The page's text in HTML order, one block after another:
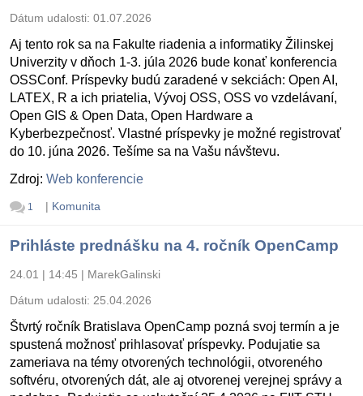
Dátum udalosti: 01.07.2026
Aj tento rok sa na Fakulte riadenia a informatiky Žilinskej
Univerzity v dňoch 1-3. júla 2026 bude konať konferencia
OSSConf. Príspevky budú zaradené v sekciách: Open AI,
LATEX, R a ich priatelia, Vývoj OSS, OSS vo vzdelávaní,
Open GIS & Open Data, Open Hardware a
Kyberbezpečnosť. Vlastné príspevky je možné registrovať
do 10. júna 2026. Tešíme sa na Vašu návštevu.
Zdroj: Web konferencie
1 | Komunita
Prihláste prednášku na 4. ročník OpenCamp
24.01 | 14:45 | MarekGalinski
Dátum udalosti: 25.04.2026
Štvrtý ročník Bratislava OpenCamp pozná svoj termín a je
spustená možnosť prihlasovať príspevky. Podujatie sa
zameriava na témy otvorených technológii, otvoreného
softvéru, otvorených dát, ale aj otvorenej verejnej správy a